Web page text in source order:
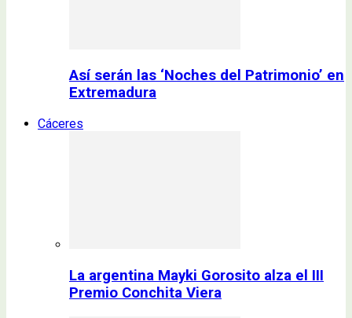
Así serán las ‘Noches del Patrimonio’ en
Extremadura
Cáceres
La argentina Mayki Gorosito alza el III
Premio Conchita Viera